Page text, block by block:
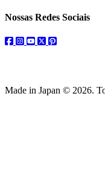
Nossas Redes Sociais
facebook
instagram
youtube
twitterpinterest
Made in Japan © 2026.